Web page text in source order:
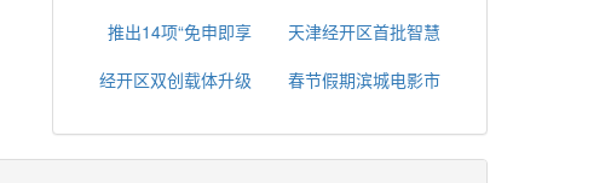
推出14项“免申即享
天津经开区首批智慧
经开区双创载体升级
春节假期滨城电影市